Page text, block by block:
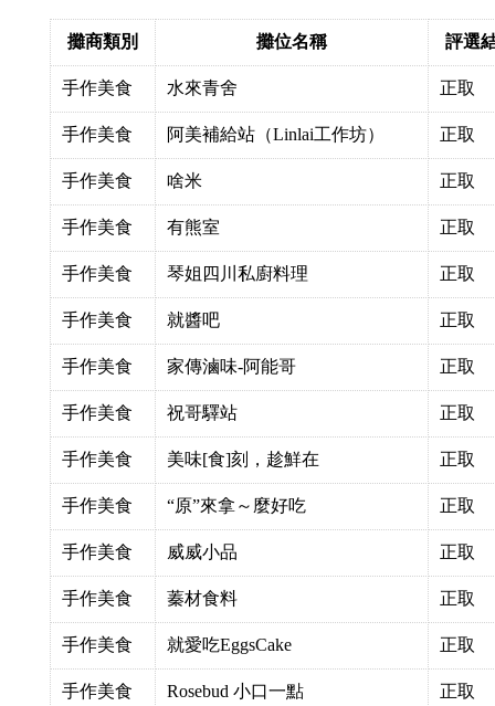
攤商類別 攤位名稱 評選
手作美食 水來青舍 正取
手作美食 阿美補給站（Linlai工作坊） 正取
手作美食 啥米 正取
手作美食 有熊室 正取
手作美食 琴姐四川私廚料理 正取
手作美食 就醬吧 正取
手作美食 家傳滷味-阿能哥 正取
手作美食 祝哥驛站 正取
手作美食 美味[食]刻，趁鮮在 正取
手作美食 “原”來拿～麼好吃 正取
手作美食 威威小品 正取
手作美食 蓁材食料 正取
手作美食 就愛吃EggsCake 正取
手作美食 Rosebud 小口一點 正取